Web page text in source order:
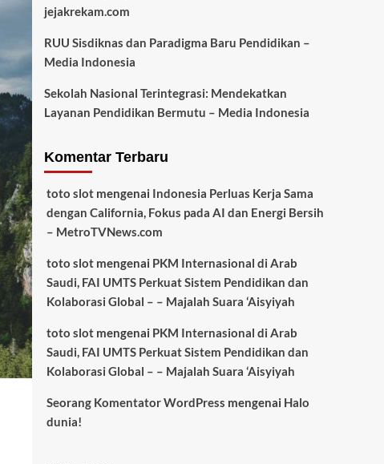
jejakrekam.com
RUU Sisdiknas dan Paradigma Baru Pendidikan –
Media Indonesia
Sekolah Nasional Terintegrasi: Mendekatkan
Layanan Pendidikan Bermutu – Media Indonesia
Komentar Terbaru
toto slotmengenai Indonesia Perluas Kerja Sama
dengan California, Fokus pada AI dan Energi Bersih
– MetroTVNews.com
toto slotmengenai PKM Internasional di Arab
Saudi, FAI UMTS Perkuat Sistem Pendidikan dan
Kolaborasi Global – – Majalah Suara ‘Aisyiyah
toto slotmengenai PKM Internasional di Arab
Saudi, FAI UMTS Perkuat Sistem Pendidikan dan
Kolaborasi Global – – Majalah Suara ‘Aisyiyah
Seorang Komentator WordPress mengenai Halo
dunia!